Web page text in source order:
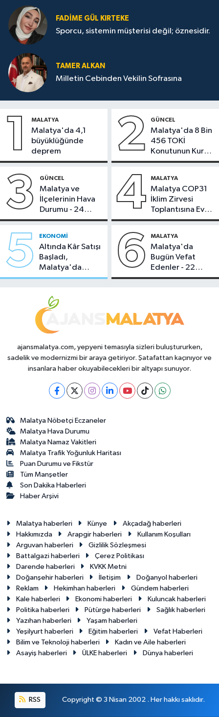
FADIME GÜL KIRTEKE
Sporcu, sistemin müşterisi değil; öznesidir.
TAMER ALKAN
Milletin Cebinden Vekilin Sofrasına
1 MALATYA
Malatya'da 4,1
büyüklüğünde
deprem
2 GÜNCEL
Malatya'da 8 Bin
456 TOKİ
Konutunun Kurası
Bugün Çekiliyor
3 GÜNCEL
Malatya ve
İlçelerinin Hava
Durumu - 24
Temmuz 2026
4 MALATYA
Malatya COP31
İklim Zirvesi
Toplantısına Ev
Sahipliği Yaptı
5 EKONOMI
Altında Kâr Satışı
Başladı,
Malatya'da
Makas Ne
6 MALATYA
Malatya'da
Bugün Vefat
Edenler - 22
Temmuz 2026
ajansmalatya.com, yepyeni temasıyla sizleri buluştururken,
sadelik ve modernizmi bir araya getiriyor. Şatafattan kaçınıyor ve
insanlara haber okuyabilecekleri bir altyapı sunuyor.
Malatya Nöbetçi Eczaneler
Malatya Hava Durumu
Malatya Namaz Vakitleri
Malatya Trafik Yoğunluk Haritası
Puan Durumu ve Fikstür
Tüm Manşetler
Son Dakika Haberleri
Haber Arşivi
Malatya haberleri Künye
Akçadağ haberleri
Hakkımızda
Arapgir haberleri
Kullanım Koşulları
Arguvan haberleri
Gizlilik Sözleşmesi
Battalgazi haberleri
Çerez Politikası
Darende haberleri
KVKK Metni
Doğanşehir haberleri
İletişim
Doğanyol haberleri
Reklam
Hekimhan haberleri
Gündem haberleri
Kale haberleri
Ekonomi haberleri
Kuluncak haberleri
Politika haberleri
Pütürge haberleri
Sağlık haberleri
Yazıhan haberleri
Yaşam haberleri
Yeşilyurt haberleri
Eğitim haberleri
Vefat Haberleri
Bilim ve Teknoloji haberleri
Kadın ve Aile haberleri
Asayiş haberleri
ÜLKE haberleri Dünya haberleri
RSS Copyright © 3 Nisan 2002 . Her hakkı saklıdır.